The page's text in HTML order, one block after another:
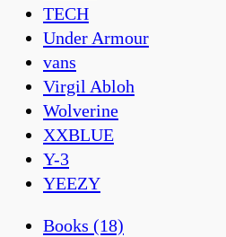
TECH
Under Armour
vans
Virgil Abloh
Wolverine
XXBLUE
Y-3
YEEZY
Books (18)